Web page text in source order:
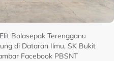
Bolasepak Terengganu
di Dataran Ilmu, SK Bukit
Facebook PBSNT